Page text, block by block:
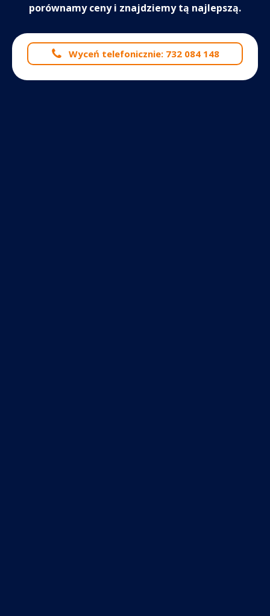
porównamy ceny i znajdziemy tą najlepszą.
Wyceń telefonicznie: 732 084 148